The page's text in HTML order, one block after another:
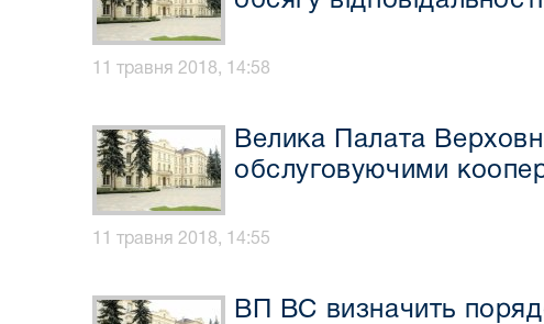
11 травня 2018, 14:58
Велика Палата
обслуговуючими
11 травня 2018, 14:55
ВП ВС визначить